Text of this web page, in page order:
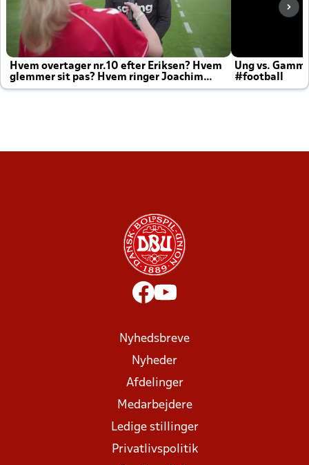
Hvem overtager nr.10 efter Eriksen? Hvem
glemmer sit pas? Hvem ringer Joachim
altid til efter kampe?
Ung vs.
#football
Nyhedsbreve
Nyheder
Afdelinger
Medarbejdere
Ledige stillinger
Privatlivspolitik